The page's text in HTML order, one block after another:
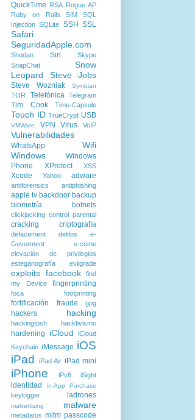
QuickTime RSA Rogue AP
Ruby on Rails
SIM
SQL
Injection SQLite SSH SSL
Safari
SeguridadApple.com
Shodan Siri
Skype
SnapChat
Snow
Leopard
Steve Jobs
Steve Wozniak Symbian
TOR Telefónica Telegram
Tim Cook Time-Capsule
Touch ID TrueCrypt USB
VMWare VPN Virus VoIP
Vulnerabilidades
WhatsApp
Wifi
Windows
Windows
Phone
XProtect XSS
Xcode Yahoo adware
antiforensics antiphishing
apple tv backdoor backup
biometría
botnets
clickjacking control parental
cracking criptografía
defacement delitos
e-
Goverment
e-crime
elevación de privilegios
esteganografía
evilgrade
exploits facebook
find
my Device
fingerprinting
foca footprinting
fortificación fraude gpg
hackers hacking
hackingtosh hacktivismo
hardening iCloud
iCloud
Keychain iMessage iOS
iPad
iPad Air iPad mini
iPhone iPv6 iSight
identidad in-App Purchase
keylogger ladrones
malvertising malware
metadatos mitm passcode